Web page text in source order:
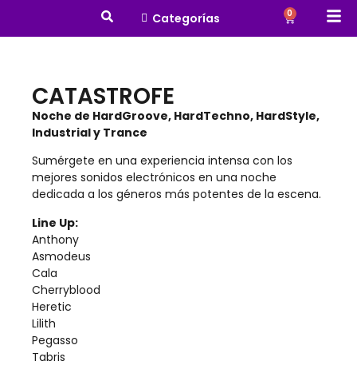
Categorías 0
CATASTROFE
Noche de HardGroove, HardTechno, HardStyle,
Industrial y Trance
Sumérgete en una experiencia intensa con los
mejores sonidos electrónicos en una noche
dedicada a los géneros más potentes de la escena.
Line Up:
Anthony
Asmodeus
Cala
Cherryblood
Heretic
Lilith
Pegasso
Tabris